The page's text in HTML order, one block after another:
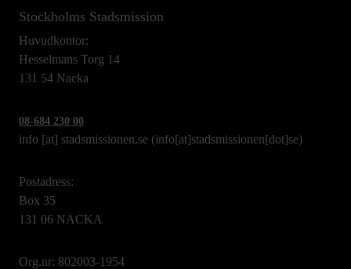
Stockholms Stadsmission
Huvudkontor:
Hesselmans Torg 14
131 54 Nacka
08-684 230 00
info [at] stadsmissionen.se (info[at]stadsmissionen[dot]se)
Postadress:
Box 35
131 06 NACKA
Org.nr: 802003-1954